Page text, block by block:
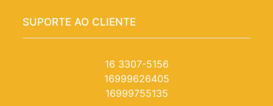
SUPORTE AO CLIENTE
16 3307-5156
16999626405
16999755135